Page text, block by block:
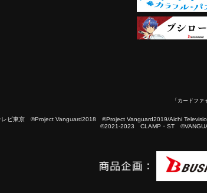
「カードフ
ビ東京 ©Project Vanguard2018 ©Project Vanguard2019/Aichi
©2021-2023 CLAMP・ST